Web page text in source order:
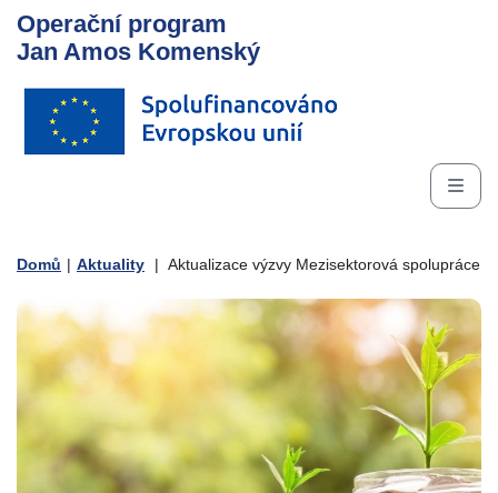
Operační program
Jan Amos Komenský
Domů | Aktuality | Aktualizace výzvy Mezisektorová spolupráce